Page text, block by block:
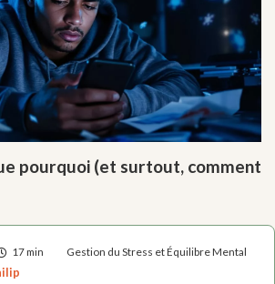
pourquoi (et surtout, comment
17 min Gestion du Stress et Équilibre Mental